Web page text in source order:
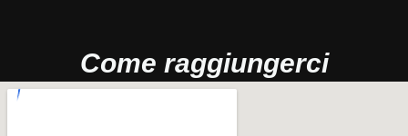
Come raggiungerci